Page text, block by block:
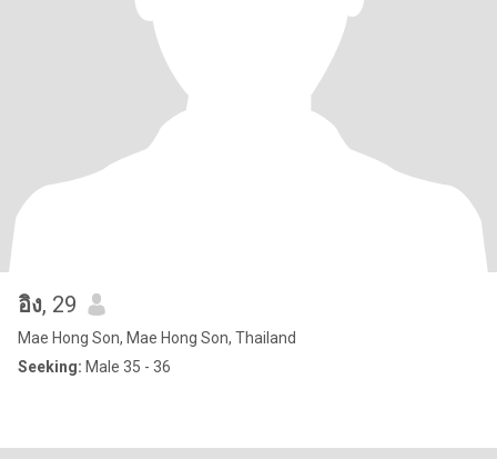
อิง, 29
Mae Hong Son, Mae Hong Son, Thailand
Seeking: Male 35 - 36